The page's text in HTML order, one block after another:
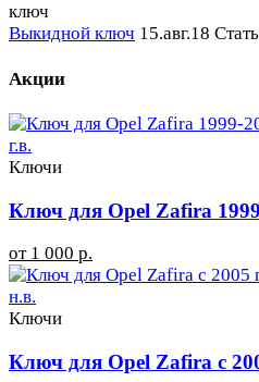
Выкидной ключ 15.авг.18
Акции
Ключи
Ключ для Opel Zafira
от 1 000 р.
Ключи
Ключ для Opel Zafira с